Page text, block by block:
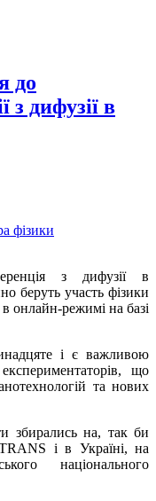
до
з дифузії в
фізики
з дифузії в
беруть участь фізики
онлайн-режимі на базі
і є важливою
що
та нових
збирались на, так би
і в Україні, на
національного